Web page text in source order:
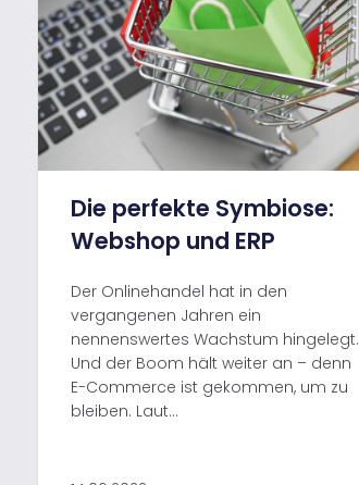
Die perfekte Symbiose:
Webshop und ERP
Der Onlinehandel hat in den
vergangenen Jahren ein
nennenswertes Wachstum hingelegt.
Und der Boom hält weiter an – denn
E-Commerce ist gekommen, um zu
bleiben. Laut...